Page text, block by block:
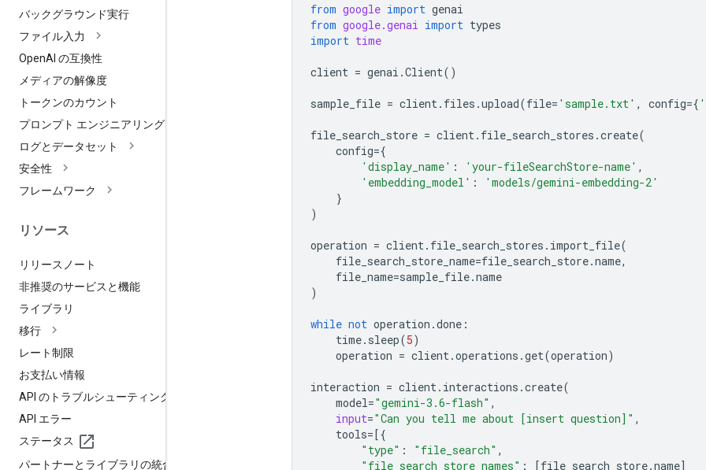
バックグラウンド実行
ファイル入力
OpenAI の互換性
メディアの解像度
トークンのカウント
プロンプト エンジニアリング
ログとデータセット
安全性
フレームワーク
リソース
リリースノート
非推奨のサービスと機能
ライブラリ
移行
レート制限
お支払い情報
API のトラブルシューティング
API エラー
ステータス
パートナーとライブラリの統合
from google import genai
from google.genai import types
import time
client = genai .Client()
sample_file = client. files .upload(file= 'sample.txt' , config={
file_search_store = client. file_search_stores .create(
config={
'display_name' : 'your-fileSearchStore-name' ,
'embedding_model' :
'models/gemini-embedding-2'
}
)
operation = client. file_search_stores . import_file(
file_search_store_name=file_search_store.name,
file_name=sample_file.name
)
while not operation .done :
time. sleep(5)
operation = client.operations .get(operation)
interaction = client. interactions .create(
model="gemini-3.6-flash" ,
input="Can you tell me about [insert question]" ,
tools=[{
"type" : "file_search" ,
"file_search_store_names" : [file_search_store.name]